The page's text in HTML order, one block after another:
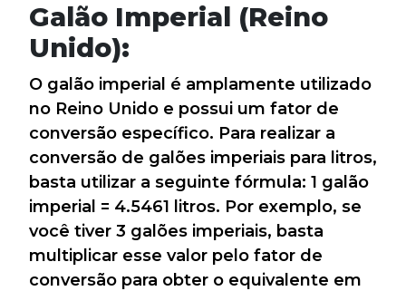
Galão Imperial (Reino
Unido):
O galão imperial é amplamente utilizado
no Reino Unido e possui um fator de
conversão específico. Para realizar a
conversão de galões imperiais para litros,
basta utilizar a seguinte fórmula: 1 galão
imperial = 4.5461 litros. Por exemplo, se
você tiver 3 galões imperiais, basta
multiplicar esse valor pelo fator de
conversão para obter o equivalente em